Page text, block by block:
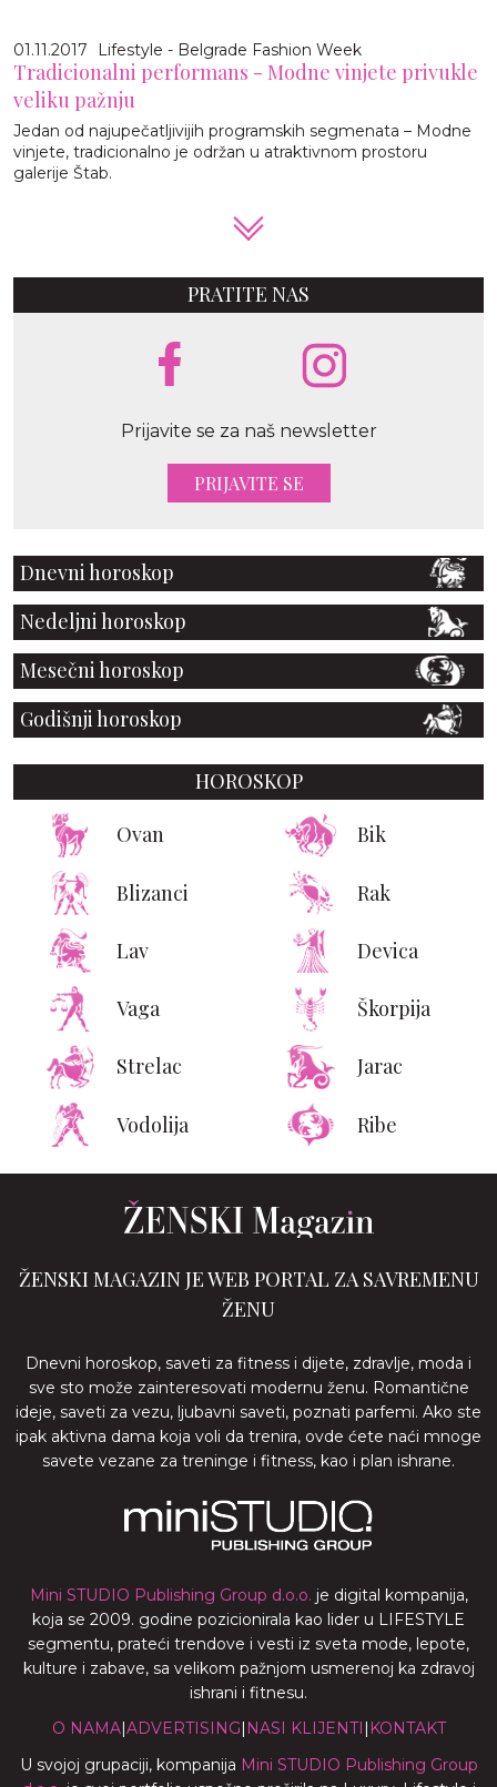
01.11.2017 Lifestyle - Belgrade Fashion Week
Tradicionalni performans - Modne vinjete privukle
veliku pažnju
Jedan od najupečatljivijih programskih segmenata – Modne
vinjete, tradicionalno je održan u atraktivnom prostoru
galerije Štab.
PRATITE NAS
Prijavite se za naš newsletter
PRIJAVITE SE
Dnevni horoskop
Nedeljni horoskop
Mesečni horoskop
Godišnji horoskop
HOROSKOP
Ovan Bik
Blizanci Rak
Lav Devica
Vaga Škorpija
Strelac Jarac
Vodolija Ribe
ŽENSKI MAGAZIN JE WEB PORTAL ZA SAVREMENU
ŽENU
Dnevni horoskop, saveti za fitness i dijete, zdravlje, moda i
sve sto može zainteresovati modernu ženu. Romantične
ideje, saveti za vezu, ljubavni saveti, poznati parfemi. Ako ste
ipak aktivna dama koja voli da trenira, ovde ćete naći mnoge
savete vezane za treninge i fitness, kao i plan ishrane.
Mini STUDIO Publishing Group d.o.o. je digital kompanija,
koja se 2009. godine pozicionirala kao lider u LIFESTYLE
segmentu, prateći trendove i vesti iz sveta mode, lepote,
kulture i zabave, sa velikom pažnjom usmerenoj ka zdravoj
ishrani i fitnesu.
O NAMA|ADVERTISING| NASI KLIJENTI | KONTAKT
U svojoj grupaciji, kompanija Mini STUDIO Publishing Group